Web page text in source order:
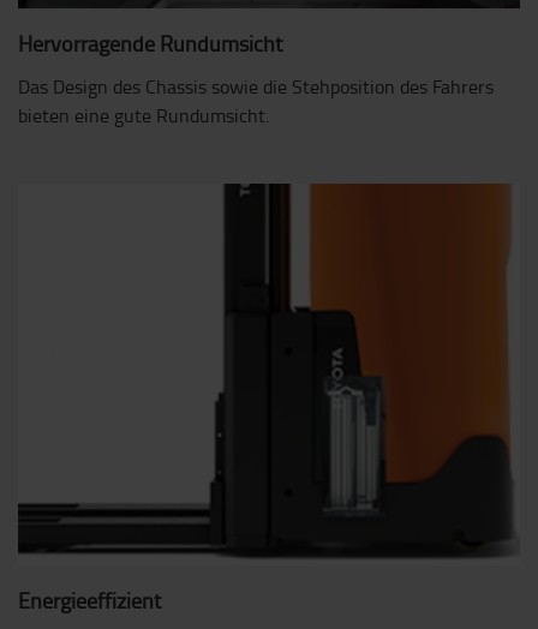
Hervorragende Rundumsicht
Das Design des Chassis sowie die Stehposition des Fahrers
bieten eine gute Rundumsicht.
Energieeffizient